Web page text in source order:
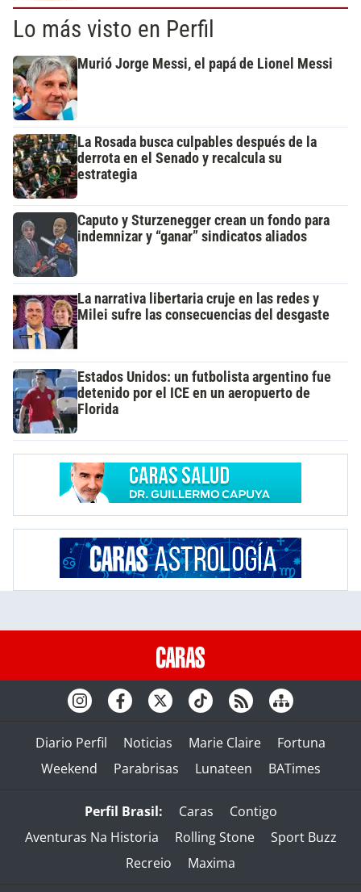
Lo más visto en Perfil
Murió Jorge Messi, el papá de Lionel Messi
La Rosada busca culpables después de la
derrota en el Senado y recalcula su
estrategia
Caputo y Sturzenegger crean un fondo para
indemnizar y “ganar” sindicatos aliados
La narrativa libertaria cruje en las redes y
Milei sufre las consecuencias del desgaste
Estados Unidos: un futbolista argentino fue
detenido por el ICE en un aeropuerto de
Florida
Diario Perfil Noticias Marie Claire
Fortuna
Weekend
Parabrisas Lunateen BATimes
Perfil Brasil: Caras
Contigo
Aventuras Na Historia
Rolling Stone
Sport Buzz
Recreio
Maxima